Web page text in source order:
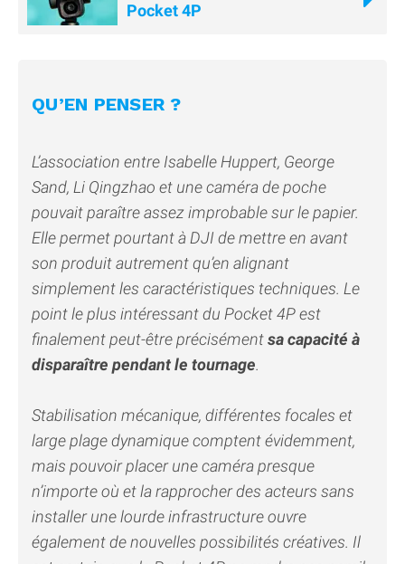
Pocket 4P
QU’EN PENSER ?
L’association entre Isabelle Huppert, George
Sand, Li Qingzhao et une caméra de poche
pouvait paraître assez improbable sur le papier.
Elle permet pourtant à DJI de mettre en avant
son produit autrement qu’en alignant
simplement les caractéristiques techniques. Le
point le plus intéressant du Pocket 4P est
finalement peut-être précisémentsa capacité à
disparaître pendant le tournage.
Stabilisation mécanique, différentes focales et
large plage dynamique comptent évidemment,
mais pouvoir placer une caméra presque
n’importe où et la rapprocher des acteurs sans
installer une lourde infrastructure ouvre
également de nouvelles possibilités créatives. Il